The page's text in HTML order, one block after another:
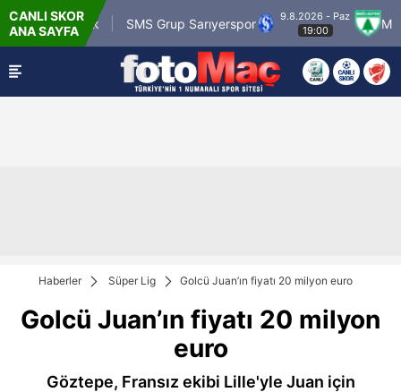
CANLI SKOR
ANA SAYFA
SMS Grup Sarıyerspor
9.8.2026 - Paz
Haberler Süper Lig Golcü Juan’ın fiyatı 20 milyon euro
Golcü Juan’ın fiyatı 20 milyon
euro
Göztepe, Fransız ekibi Lille'yle Juan için